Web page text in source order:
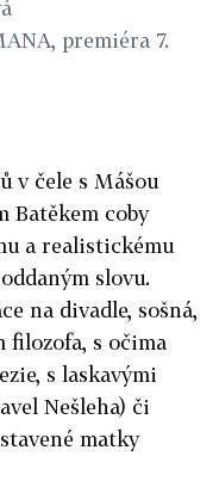
premiéra 7.
v čele s Mášou
Batěkem coby
a realistickému
slovu.
na divadle, sošná,
filozofa, s očima
s laskavými
Nešleha) či
matky